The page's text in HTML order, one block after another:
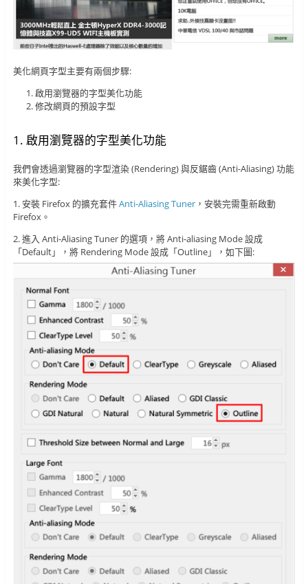
美化網頁字型主要有兩個步驟:
啟用瀏覽器的字型美化功能
修改網頁的預設字型
1. 啟用瀏覽器的字型美化功能
我們會透過瀏覽器的字型渲染 (Rendering) 與反鋸齒 (Anti-Aliasing) 功能
來美化字型:
1. 安裝 Firefox 的擴充套件Anti-Aliasing Tuner，安裝完需重新啟動
Firefox。
2. 進入 Anti-Aliasing Tuner 的選項，將 Anti-aliasing Mode 設成
「Default」，將 Rendering Mode 設成「Outline」，如下圖: